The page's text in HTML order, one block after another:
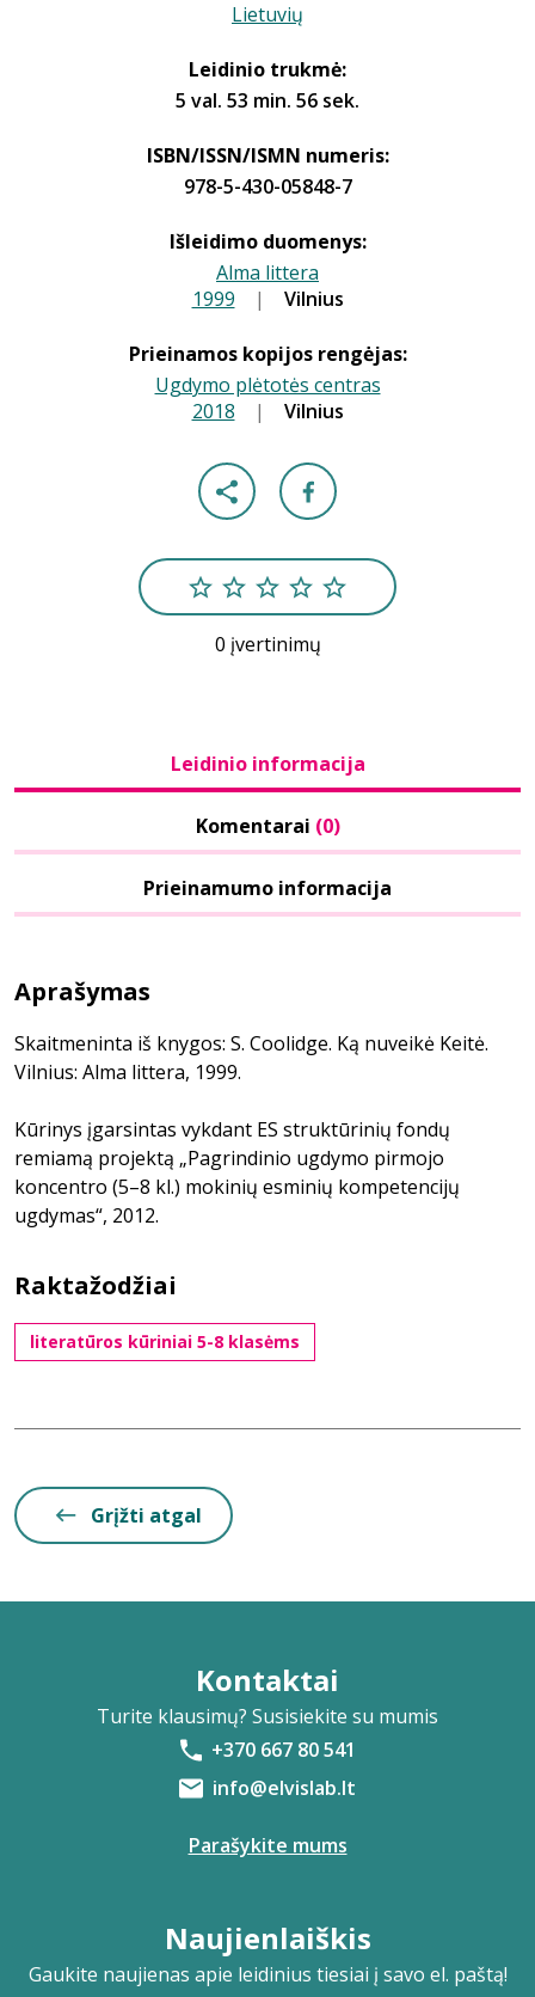
Lietuvių
Leidinio trukmė:
5 val. 53 min. 56 sek.
ISBN/ISSN/ISMN numeris:
978-5-430-05848-7
Išleidimo duomenys:
Alma littera
1999 | Vilnius
Prieinamos kopijos rengėjas:
Ugdymo plėtotės centras
2018 | Vilnius
0 įvertinimų
Leidinio informacija
Komentarai (0)
Prieinamumo informacija
Aprašymas
Skaitmeninta iš knygos: S. Coolidge. Ką nuveikė Keitė.
Vilnius: Alma littera, 1999.
Kūrinys įgarsintas vykdant ES struktūrinių fondų
remiamą projektą „Pagrindinio ugdymo pirmojo
koncentro (5–8 kl.) mokinių esminių kompetencijų
ugdymas“, 2012.
Raktažodžiai
literatūros kūriniai 5-8 klasėms
Grįžti atgal
Kontaktai
Turite klausimų? Susisiekite su mumis
+370 667 80 541
info@elvislab.lt
Parašykite mums
Naujienlaiškis
Gaukite naujienas apie leidinius tiesiai į savo el. paštą!